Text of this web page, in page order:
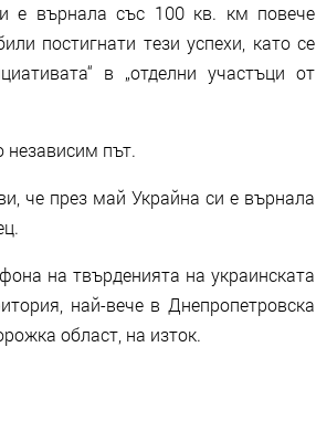
е върнала със 100 кв. км повече
постигнати тези успехи, като се
в „отделни участъци от
независим път.
че през май Украйна си е върнала
на твърденията на украинската
най-вече в Днепропетровска
област, на изток.